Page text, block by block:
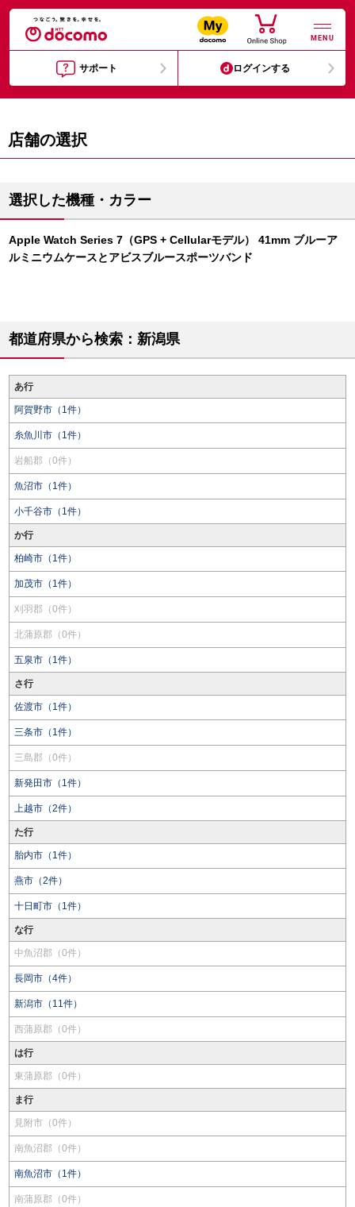
MENU
サポート ログインする
店舗の選択
選択した機種・カラー
Apple Watch Series 7（GPS + Cellularモデル） 41mm ブルーア
ルミニウムケースとアビスブルースポーツバンド
都道府県から検索：新潟県
あ行
阿賀野市（1件）
糸魚川市（1件）
岩船郡（0件）
魚沼市（1件）
小千谷市（1件）
か行
柏崎市（1件）
加茂市（1件）
刈羽郡（0件）
北蒲原郡（0件）
五泉市（1件）
さ行
佐渡市（1件）
三条市（1件）
三島郡（0件）
新発田市（1件）
上越市（2件）
た行
胎内市（1件）
燕市（2件）
十日町市（1件）
な行
中魚沼郡（0件）
長岡市（4件）
新潟市（11件）
西蒲原郡（0件）
は行
東蒲原郡（0件）
ま行
見附市（0件）
南魚沼郡（0件）
南魚沼市（1件）
南蒲原郡（0件）